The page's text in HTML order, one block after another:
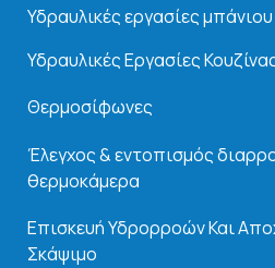
Υδραυλικές εργασίες μπάνιου
Υδραυλικές Εργασίες
Θερμοσίφωνες
Έλεγχος & εντοπισμός
θερμοκάμερα
Επισκευή Υδρορροών Και
Σκάψιμο